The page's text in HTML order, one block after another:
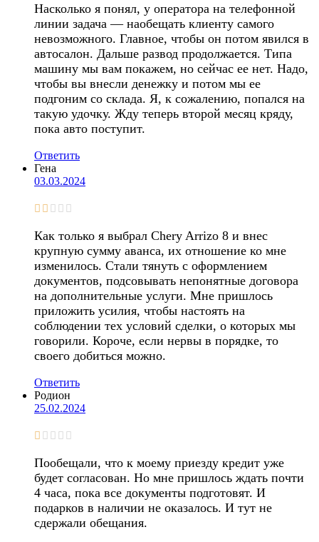
Насколько я понял, у оператора на телефонной
линии задача — наобещать клиенту самого
невозможного. Главное, чтобы он потом явился в
автосалон. Дальше развод продолжается. Типа
машину мы вам покажем, но сейчас ее нет. Надо,
чтобы вы внесли денежку и потом мы ее
подгоним со склада. Я, к сожалению, попался на
такую удочку. Жду теперь второй месяц кряду,
пока авто поступит.
Ответить
Гена
03.03.2024
Как только я выбрал Chery Arrizo 8 и внес
крупную сумму аванса, их отношение ко мне
изменилось. Стали тянуть с оформлением
документов, подсовывать непонятные договора
на дополнительные услуги. Мне пришлось
приложить усилия, чтобы настоять на
соблюдении тех условий сделки, о которых мы
говорили. Короче, если нервы в порядке, то
своего добиться можно.
Ответить
Родион
25.02.2024
Пообещали, что к моему приезду кредит уже
будет согласован. Но мне пришлось ждать почти
4 часа, пока все документы подготовят. И
подарков в наличии не оказалось. И тут не
сдержали обещания.